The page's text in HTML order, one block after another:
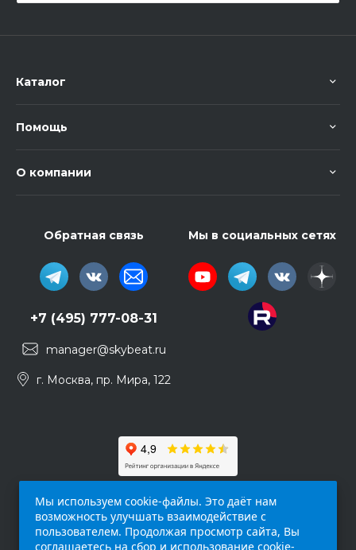
Каталог
Помощь
О компании
Обратная связь
+7 (495) 777-08-31
manager@skybeat.ru
г. Москва, пр. Мира, 122
Мы в социальных сетях
Мы используем cookie-файлы. Это даёт нам
возможность улучшать взаимодействие с
пользователем. Продолжая просмотр сайта, Вы
соглашаетесь на сбор и использование cookie-